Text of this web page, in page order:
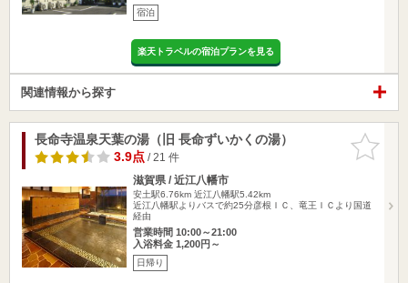
宿泊
楽天トラベルの宿泊プランを見る
関連情報から探す
お気に入
りに追加
長命寺温泉天葉の湯（旧 長命ずいかくの湯）
3.9点/ 21 件
滋賀県 / 近江八幡市
安土駅6.76km 近江八幡駅5.42km
近江八幡駅よりバスで約25分彦根ＩＣ、竜王ＩＣより国道
経由
営業時間 10:00～21:00
入浴料金 1,200円～
日帰り